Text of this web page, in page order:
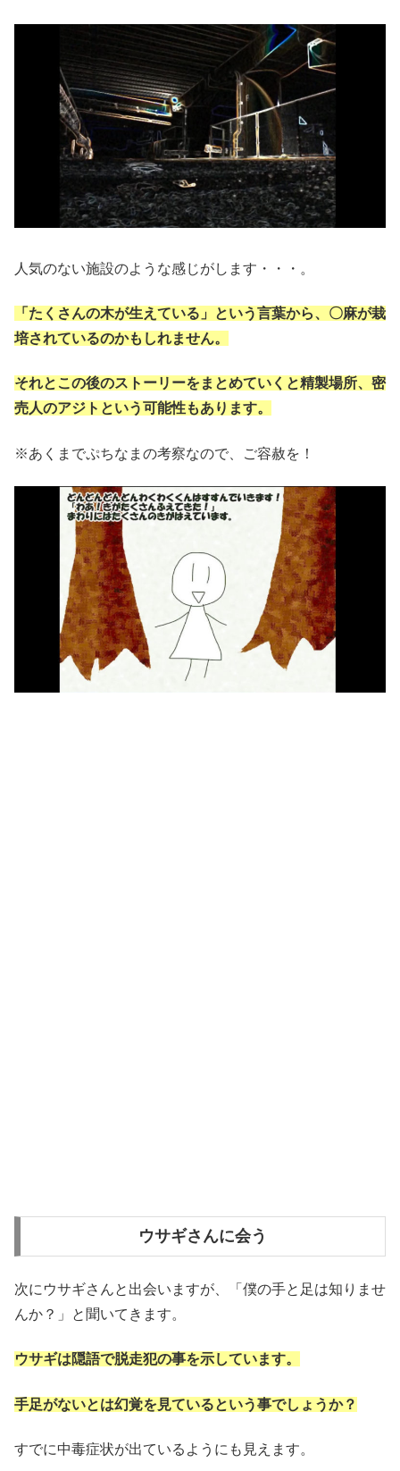
人気のない施設のような感じがします・・・。
「たくさんの木が生えている」という言葉から、〇麻が栽
培されているのかもしれません。
それとこの後のストーリーをまとめていくと精製場所、密
売人のアジトという可能性もあります。
※あくまでぷちなまの考察なので、ご容赦を！
ウサギさんに会う
次にウサギさんと出会いますが、「僕の手と足は知りませ
んか？」と聞いてきます。
ウサギは隠語で脱走犯の事を示しています。
手足がないとは幻覚を見ているという事でしょうか？
すでに中毒症状が出ているようにも見えます。